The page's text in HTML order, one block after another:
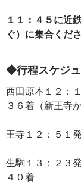
１１：４５に近
ぐ）に集合くださ
◆行程スケジュ
西田原本１２：
３６着（新王寺
王寺１２：５１
生駒１３：２３
４０着